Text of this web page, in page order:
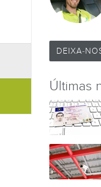
DEIXA-
Últimas